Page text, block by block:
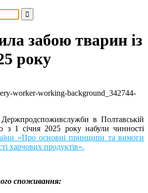
забою тварин із
року
в Полтавській
з 1 січня 2025 року набули чинності
«Про основні принципи та вимоги
харчових продуктів».
споживання: